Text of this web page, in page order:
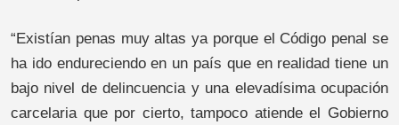
“Existían penas muy altas ya porque el Código penal se
ha ido endureciendo en un país que en realidad tiene un
bajo nivel de delincuencia y una elevadísima ocupación
carcelaria que por cierto, tampoco atiende el Gobierno